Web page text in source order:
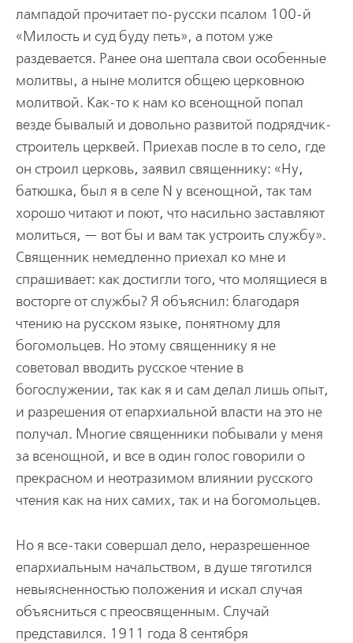
лампадой прочитает по-русски псалом 100-й
«Милость и суд буду петь», а потом уже
раздевается. Ранее она шептала свои особенные
молитвы, а ныне молится общею церковною
молитвой. Как-то к нам ко всенощной попал
везде бывалый и довольно развитой подрядчик-
строитель церквей. Приехав после в то село, где
он строил церковь, заявил священнику: «Ну,
батюшка, был я в селе N у всенощной, так там
хорошо читают и поют, что насильно заставляют
молиться, — вот бы и вам так устроить службу».
Священник немедленно приехал ко мне и
спрашивает: как достигли того, что молящиеся в
восторге от службы? Я объяснил: благодаря
чтению на русском языке, понятному для
богомольцев. Но этому священнику я не
советовал вводить русское чтение в
богослужении, так как я и сам делал лишь опыт,
и разрешения от епархиальной власти на это не
получал. Многие священники побывали у меня
за всенощной, и все в один голос говорили о
прекрасном и неотразимом влиянии русского
чтения как на них самих, так и на богомольцев.
Но я все-таки совершал дело, неразрешенное
епархиальным начальством, в душе тяготился
невыясненностью положения и искал случая
объясниться с преосвященным. Случай
представился. 1911 года 8 сентября